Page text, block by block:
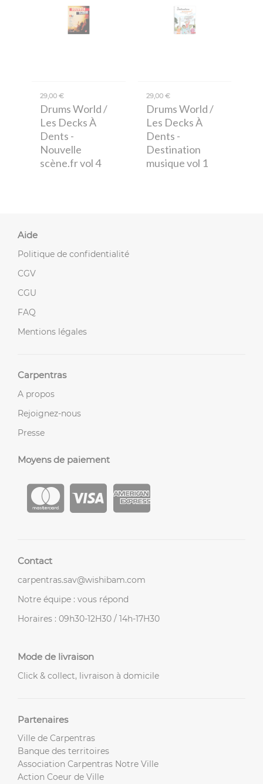
29,00 €
Drums World /
Les Decks À
Dents -
Nouvelle
scène.fr vol 4
29,00 €
Drums World /
Les Decks À
Dents -
Destination
musique vol 1
Aide
Politique de confidentialité
CGV
CGU
FAQ
Mentions légales
Carpentras
A propos
Rejoignez-nous
Presse
Moyens de paiement
Contact
carpentras.sav@wishibam.com
Notre équipe : vous répond
Horaires : 09h30-12H30 / 14h-17H30
Mode de livraison
Click & collect, livraison à domicile
Partenaires
Ville de Carpentras
Banque des territoires
Association Carpentras Notre Ville
Action Coeur de Ville